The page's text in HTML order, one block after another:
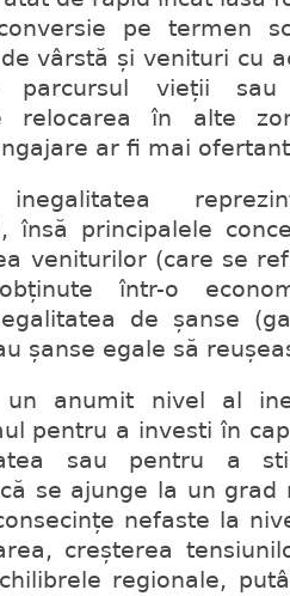
pe termen
vârstă și venituri cu
parcursul vieții
relocarea în alte
ar fi mai
însă principalele
veniturilor (care se
într-o
de șanse
șanse egale să
un anumit nivel al
pentru a investi în
sau pentru a
se ajunge la un
nefaste la
creșterea
regionale,